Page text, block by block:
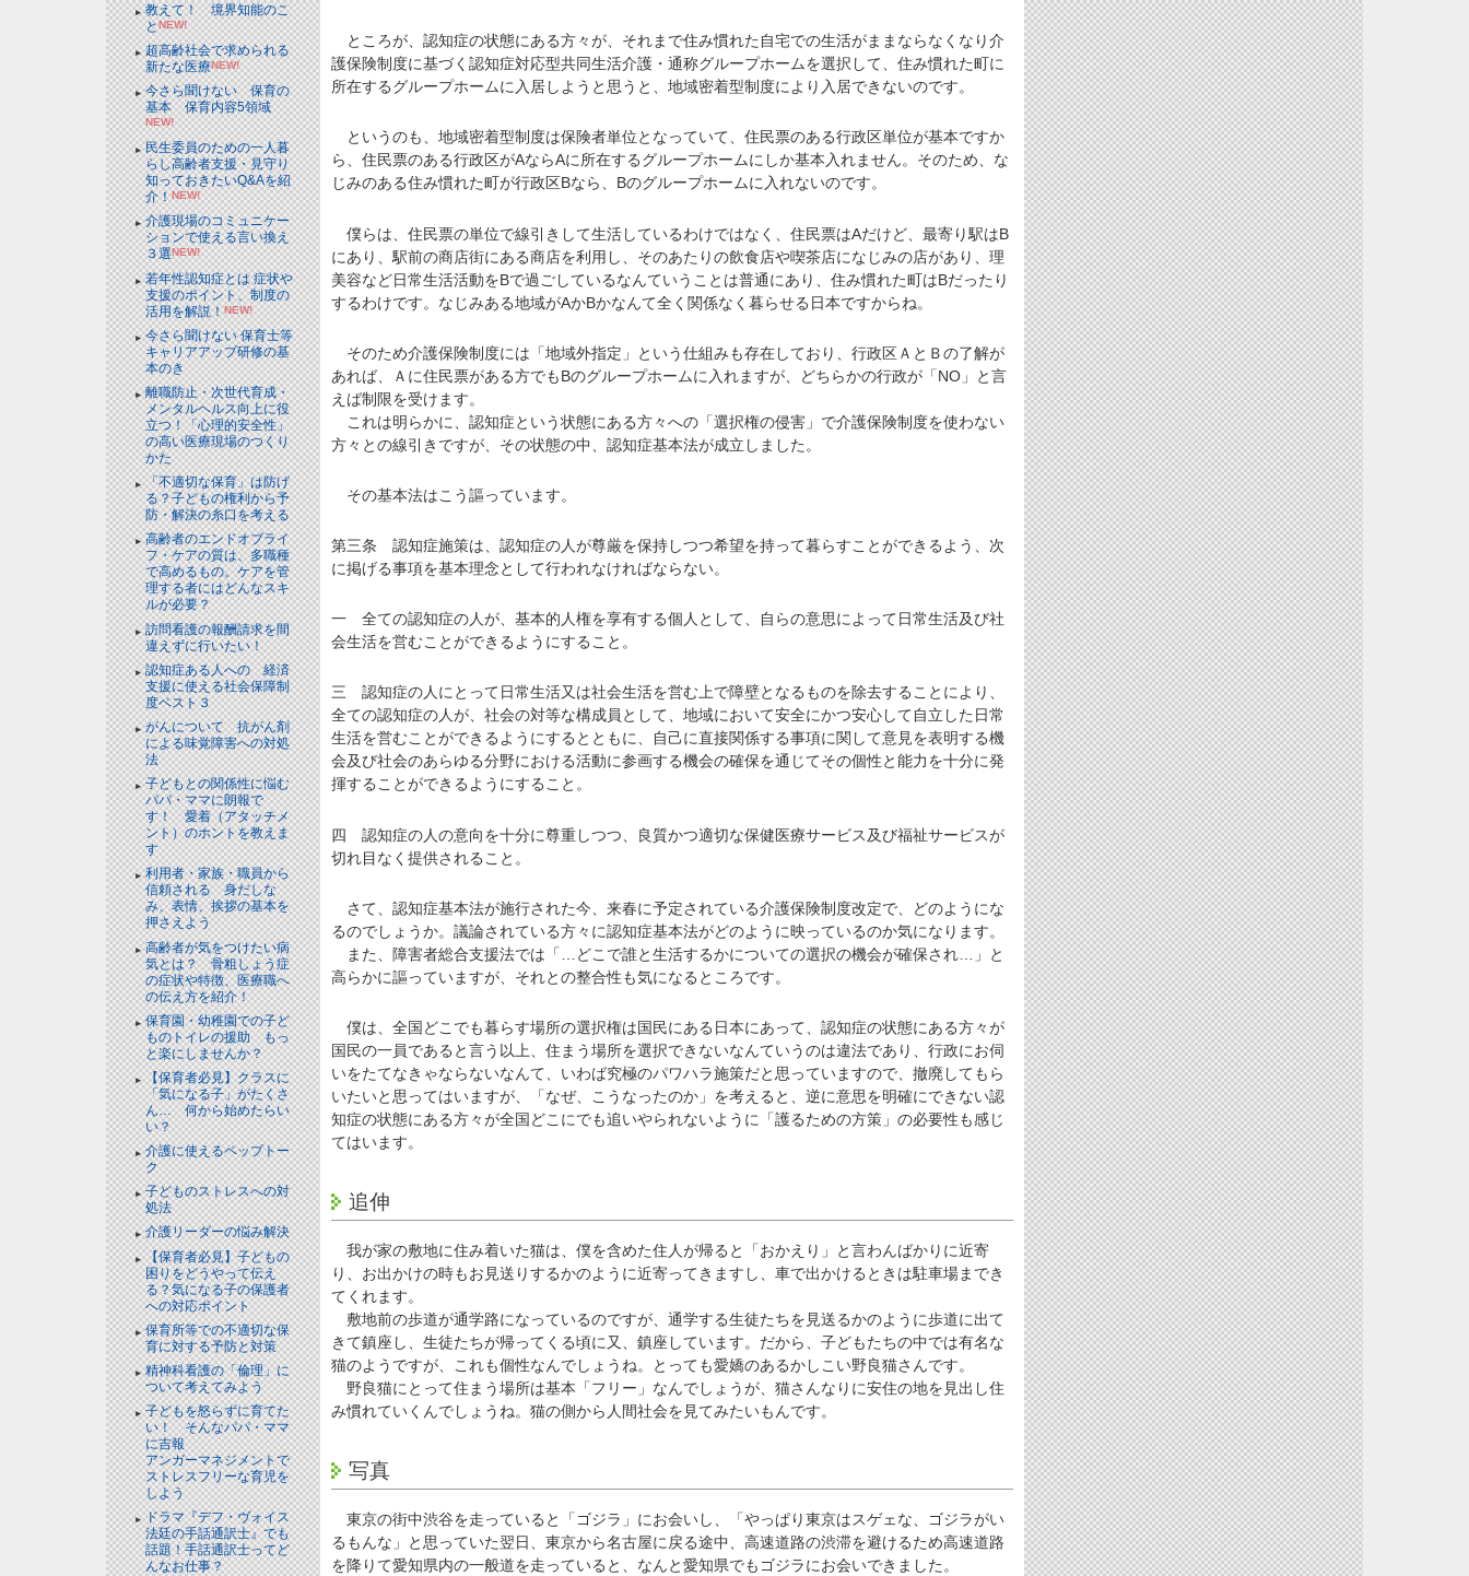
教えて！ 境界知能のこ
とNEW!
超高齢社会で求められる
新たな医療NEW!
今さら聞けない 保育の
基本 保育内容5領域
NEW!
民生委員のための一人暮
らし高齢者支援・見守り
知っておきたいQ&Aを紹
介！NEW!
介護現場のコミュニケー
ションで使える言い換え
３選NEW!
若年性認知症とは 症状や
支援のポイント、制度の
活用を解説！NEW!
今さら聞けない 保育士等
キャリアアップ研修の基
本のき
離職防止・次世代育成・
メンタルヘルス向上に役
立つ！「心理的安全性」
の高い医療現場のつくり
かた
「不適切な保育」は防げ
る？子どもの権利から予
防・解決の糸口を考える
高齢者のエンドオブライ
フ・ケアの質は、多職種
で高めるもの。ケアを管
理する者にはどんなスキ
ルが必要？
訪問看護の報酬請求を間
違えずに行いたい！
認知症ある人への 経済
支援に使える社会保障制
度ベスト３
がんについて 抗がん剤
による味覚障害への対処
法
子どもとの関係性に悩む
パパ・ママに朗報で
す！ 愛着（アタッチメ
ント）のホントを教えま
す
利用者・家族・職員から
信頼される 身だしな
み、表情、挨拶の基本を
押さえよう
高齢者が気をつけたい病
気とは？ 骨粗しょう症
の症状や特徴、医療職へ
の伝え方を紹介！
保育園・幼稚園での子ど
ものトイレの援助 もっ
と楽にしませんか？
【保育者必見】クラスに
「気になる子」がたくさ
ん… 何から始めたらい
い？
介護に使えるペップトー
ク
子どものストレスへの対
処法
介護リーダーの悩み解決
【保育者必見】子どもの
困りをどうやって伝え
る？気になる子の保護者
への対応ポイント
保育所等での不適切な保
育に対する予防と対策
精神科看護の「倫理」に
ついて考えてみよう
子どもを怒らずに育てた
い！ そんなパパ・ママ
に吉報
アンガーマネジメントで
ストレスフリーな育児を
しよう
ドラマ『デフ・ヴォイス
法廷の手話通訳士』でも
話題！手話通訳士ってど
んなお仕事？
ところが、認知症の状態にある方々が、それまで住み慣れた自宅での生活がままならなくなり介
護保険制度に基づく認知症対応型共同生活介護・通称グループホームを選択して、住み慣れた町に
所在するグループホームに入居しようと思うと、地域密着型制度により入居できないのです。
というのも、地域密着型制度は保険者単位となっていて、住民票のある行政区単位が基本ですか
ら、住民票のある行政区がAならAに所在するグループホームにしか基本入れません。そのため、な
じみのある住み慣れた町が行政区Bなら、Bのグループホームに入れないのです。
僕らは、住民票の単位で線引きして生活しているわけではなく、住民票はAだけど、最寄り駅はB
にあり、駅前の商店街にある商店を利用し、そのあたりの飲食店や喫茶店になじみの店があり、理
美容など日常生活活動をBで過ごしているなんていうことは普通にあり、住み慣れた町はBだったり
するわけです。なじみある地域がAかBかなんて全く関係なく暮らせる日本ですからね。
そのため介護保険制度には「地域外指定」という仕組みも存在しており、行政区ＡとＢの了解が
あれば、Ａに住民票がある方でもBのグループホームに入れますが、どちらかの行政が「NO」と言
えば制限を受けます。
これは明らかに、認知症という状態にある方々への「選択権の侵害」で介護保険制度を使わない
方々との線引きですが、その状態の中、認知症基本法が成立しました。
その基本法はこう謳っています。
第三条 認知症施策は、認知症の人が尊厳を保持しつつ希望を持って暮らすことができるよう、次
に掲げる事項を基本理念として行われなければならない。
一 全ての認知症の人が、基本的人権を享有する個人として、自らの意思によって日常生活及び社
会生活を営むことができるようにすること。
三 認知症の人にとって日常生活又は社会生活を営む上で障壁となるものを除去することにより、
全ての認知症の人が、社会の対等な構成員として、地域において安全にかつ安心して自立した日常
生活を営むことができるようにするとともに、自己に直接関係する事項に関して意見を表明する機
会及び社会のあらゆる分野における活動に参画する機会の確保を通じてその個性と能力を十分に発
揮することができるようにすること。
四 認知症の人の意向を十分に尊重しつつ、良質かつ適切な保健医療サービス及び福祉サービスが
切れ目なく提供されること。
さて、認知症基本法が施行された今、来春に予定されている介護保険制度改定で、どのようにな
るのでしょうか。議論されている方々に認知症基本法がどのように映っているのか気になります。
また、障害者総合支援法では「…どこで誰と生活するかについての選択の機会が確保され…」と
高らかに謳っていますが、それとの整合性も気になるところです。
僕は、全国どこでも暮らす場所の選択権は国民にある日本にあって、認知症の状態にある方々が
国民の一員であると言う以上、住まう場所を選択できないなんていうのは違法であり、行政にお伺
いをたてなきゃならないなんて、いわば究極のパワハラ施策だと思っていますので、撤廃してもら
いたいと思ってはいますが、「なぜ、こうなったのか」を考えると、逆に意思を明確にできない認
知症の状態にある方々が全国どこにでも追いやられないように「護るための方策」の必要性も感じ
てはいます。
追伸
我が家の敷地に住み着いた猫は、僕を含めた住人が帰ると「おかえり」と言わんばかりに近寄
り、お出かけの時もお見送りするかのように近寄ってきますし、車で出かけるときは駐車場までき
てくれます。
敷地前の歩道が通学路になっているのですが、通学する生徒たちを見送るかのように歩道に出て
きて鎮座し、生徒たちが帰ってくる頃に又、鎮座しています。だから、子どもたちの中では有名な
猫のようですが、これも個性なんでしょうね。とっても愛嬌のあるかしこい野良猫さんです。
野良猫にとって住まう場所は基本「フリー」なんでしょうが、猫さんなりに安住の地を見出し住
み慣れていくんでしょうね。猫の側から人間社会を見てみたいもんです。
写真
東京の街中渋谷を走っていると「ゴジラ」にお会いし、「やっぱり東京はスゲェな、ゴジラがい
るもんな」と思っていた翌日、東京から名古屋に戻る途中、高速道路の渋滞を避けるため高速道路
を降りて愛知県内の一般道を走っていると、なんと愛知県でもゴジラにお会いできました。